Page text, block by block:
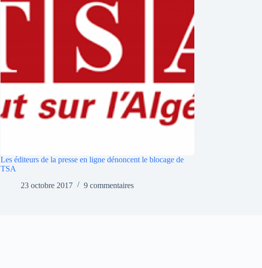
Les éditeurs de la presse en ligne dénoncent le blocage de
TSA
23 octobre 2017
9 commentaires